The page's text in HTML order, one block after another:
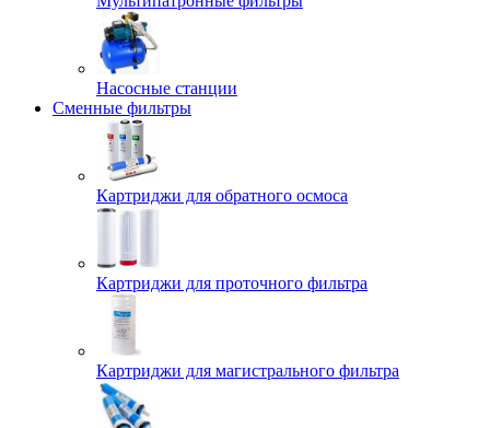
Насосные станции
Сменные фильтры
Картриджи для обратного осмоса
Картриджи для проточного фильтра
Картриджи для магистрального фильтра